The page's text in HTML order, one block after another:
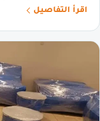
اقرأ التفاصيل